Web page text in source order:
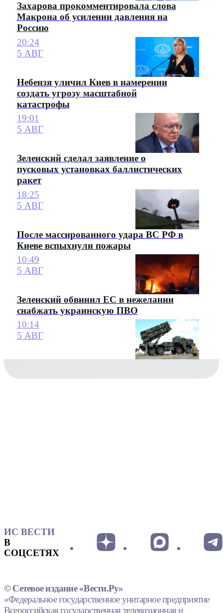
Захарова прокомментировала слова
Макрона об усилении давления на
Россию
20:24
5 АВГ
Небензя уличил Киев в намерении
создать угрозу масштабной
катастрофы
19:01
5 АВГ
Зеленский сделал заявление о
пусковых установках баллистических
ракет
18:25
5 АВГ
После массированного удара ВС РФ в
Киеве вспыхнули пожары
10:49
5 АВГ
Зеленский обвинил ЕС в нежелании
снабжать украинскую ПВО
10:14
5 АВГ
ИС ВЕСТИ
В
СОЦСЕТЯХ
© Сетевое издание «Вести.Ру»
«Федеральное государственное унитарное предприятие
Всероссийская государственная телевизионная и